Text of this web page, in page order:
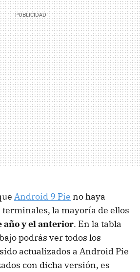
Android 9 Pie no haya
terminales, la mayoría de ellos
año y el anterior. En la tabla
podrás ver todos los
actualizados a Android Pie
con dicha versión, es